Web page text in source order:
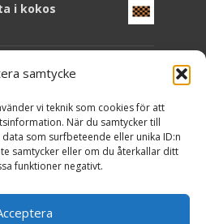
samtycke
vi teknik som cookies för att
När du samtycker till
som surfbeteende eller unika ID:n
samtycker eller om du återkallar ditt
funktioner negativt.
i kokos
i kokos